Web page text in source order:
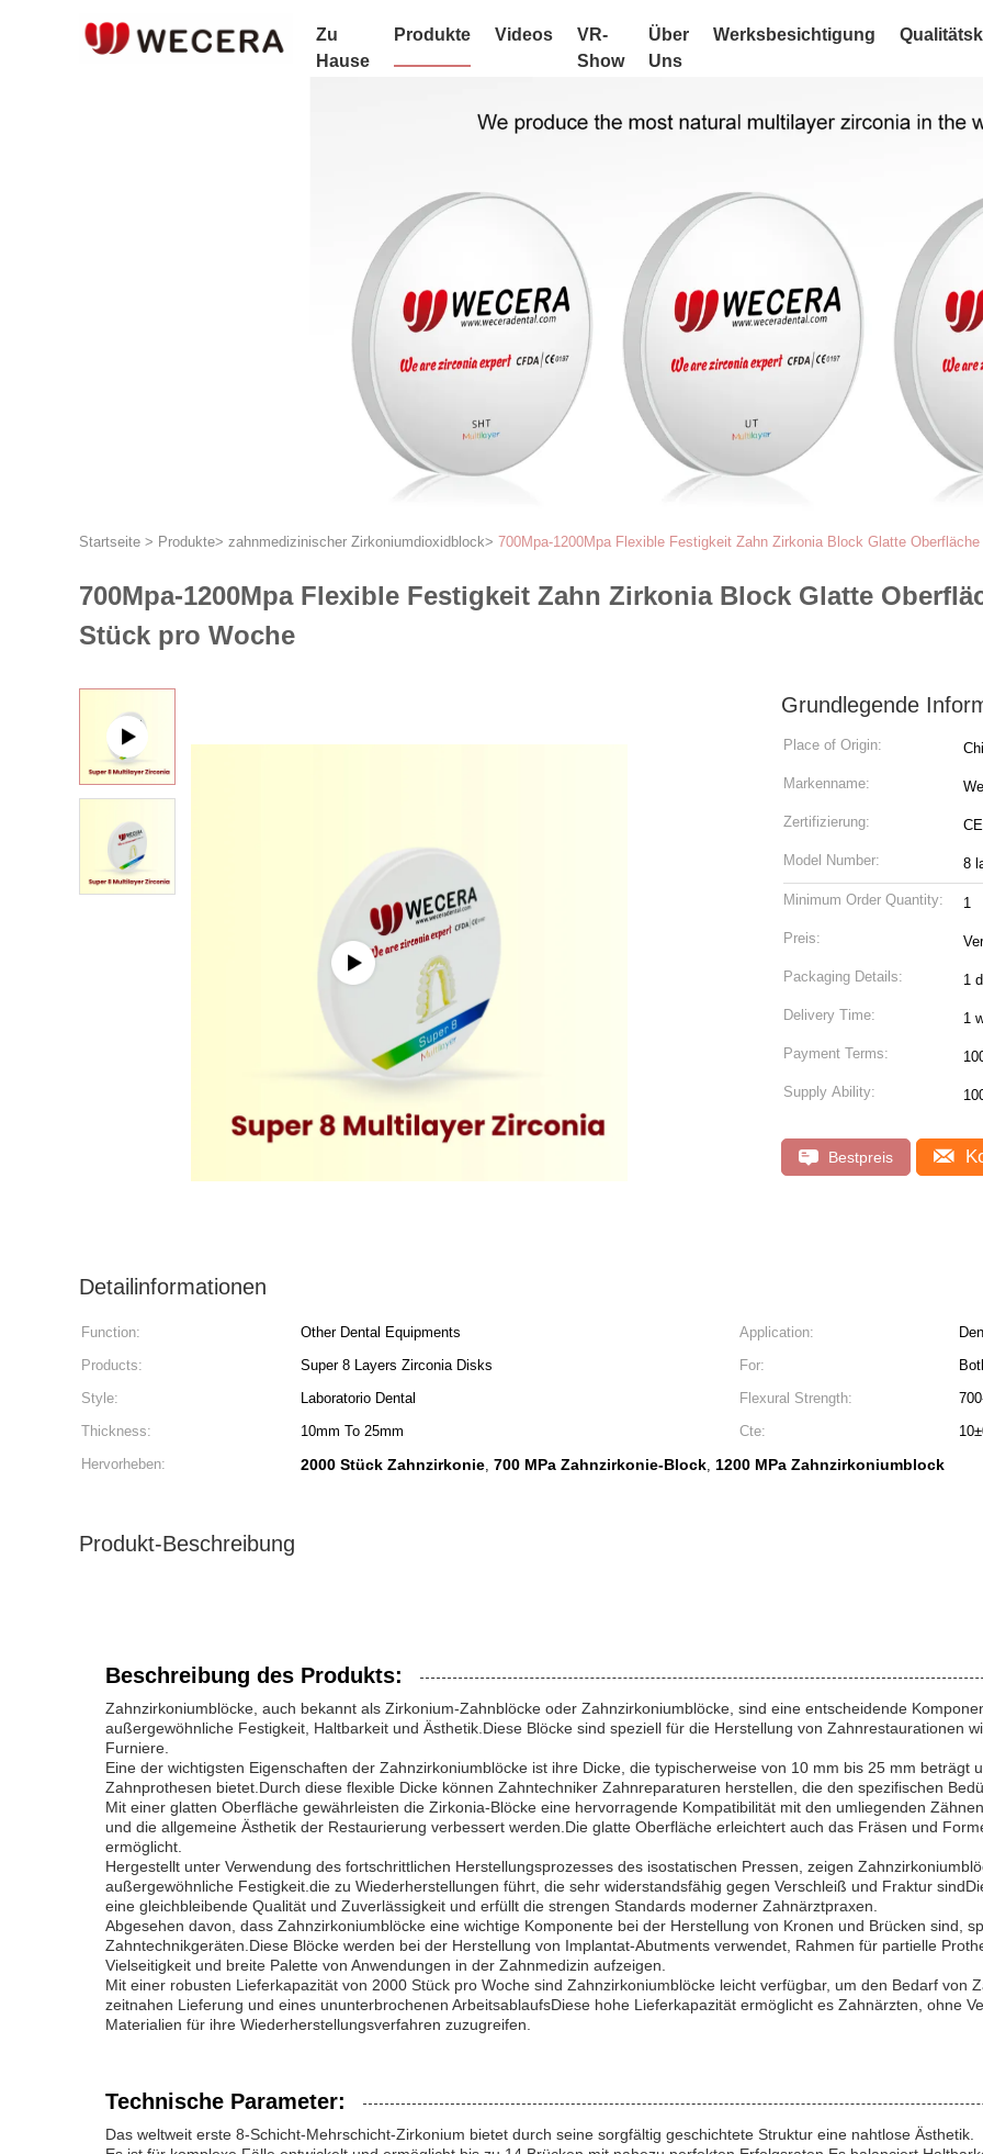
Zu
Hause
Produkte Videos
VR-
Show
Über
Uns
Werksbesichtigung
Startseite > Produkte> zahnmedizinischer Zirkoniumdioxidblock> 700Mpa-1200Mpa Flexible Festigkeit Zahn Zirkonia Block Glatte
700Mpa-1200Mpa Flexible Festigkeit Zahn Zirkonia Block Glatte
Stück pro Woche
Grundlegende
Place of Origin:
Markenname:
Zertifizierung:
Model Number: 8
Minimum Order Quantity: 1
Preis:
Packaging Details: 1
Delivery Time: 1
Payment Terms:
Supply Ability:
Bestpreis
Detailinformationen
Function: Other Dental Equipments Application:
Products:
Super 8 Layers Zirconia Disks For:
Style:
Laboratorio Dental Flexural Strength:
Thickness:
10mm To 25mm Cte:
Hervorheben:
2000 Stück Zahnzirkonie, 700 MPa Zahnzirkonie-Block, 1200 MPa Zahnzirkoniumblock
Produkt-Beschreibung
Beschreibung des Produkts:
Zahnzirkoniumblöcke, auch bekannt als Zirkonium-Zahnblöcke oder Zahnzirkoniumblöcke, sind eine entscheidende
außergewöhnliche Festigkeit, Haltbarkeit und Ästhetik.Diese Blöcke sind speziell für die Herstellung von Zahnrestaurationen
Furniere.
Eine der wichtigsten Eigenschaften der Zahnzirkoniumblöcke ist ihre Dicke, die typischerweise von 10 mm bis 25 mm beträgt
Zahnprothesen bietet.Durch diese flexible Dicke können Zahntechniker Zahnreparaturen herstellen, die den spezifischen
Mit einer glatten Oberfläche gewährleisten die Zirkonia-Blöcke eine hervorragende Kompatibilität mit den umliegenden
und die allgemeine Ästhetik der Restaurierung verbessert werden.Die glatte Oberfläche erleichtert auch das Fräsen und
ermöglicht.
Hergestellt unter Verwendung des fortschrittlichen Herstellungsprozesses des isostatischen Pressen, zeigen
außergewöhnliche Festigkeit.die zu Wiederherstellungen führt, die sehr widerstandsfähig gegen Verschleiß und Fraktur
eine gleichbleibende Qualität und Zuverlässigkeit und erfüllt die strengen Standards moderner Zahnärztpraxen.
Abgesehen davon, dass Zahnzirkoniumblöcke eine wichtige Komponente bei der Herstellung von Kronen und Brücken sind,
Zahntechnikgeräten.Diese Blöcke werden bei der Herstellung von Implantat-Abutments verwendet, Rahmen für partielle
Vielseitigkeit und breite Palette von Anwendungen in der Zahnmedizin aufzeigen.
Mit einer robusten Lieferkapazität von 2000 Stück pro Woche sind Zahnzirkoniumblöcke leicht verfügbar, um den Bedarf von
zeitnahen Lieferung und eines ununterbrochenen ArbeitsablaufsDiese hohe Lieferkapazität ermöglicht es Zahnärzten, ohne
Materialien für ihre Wiederherstellungsverfahren zuzugreifen.
Technische Parameter:
Das weltweit erste 8-Schicht-Mehrschicht-Zirkonium bietet durch seine sorgfältig geschichtete Struktur eine nahtlose Ästhetik.